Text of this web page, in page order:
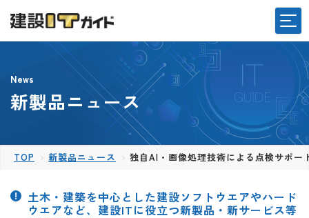
News
新製品ニュース
TOP 新製品ニュース 独自AI・画像処理技術による点検サポー
土木・建築を中心とした建設ソフトウエアやハード
ウエアなど、建設ITに役立つ新製品・新サービス等